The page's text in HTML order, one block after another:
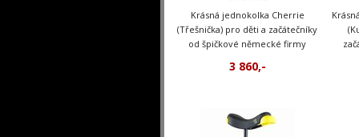
Krásná jednokolka Cherrie
(Třešnička) pro děti a začátečníky
od špičkové německé firmy
3 860,-